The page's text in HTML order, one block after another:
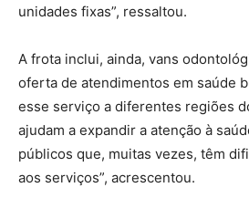
unidades fixas”, ressaltou.
A frota inclui, ainda, vans
oferta de atendimentos em saúde
esse serviço a diferentes regiões
ajudam a expandir a atenção à
públicos que, muitas vezes, têm
aos serviços”, acrescentou.